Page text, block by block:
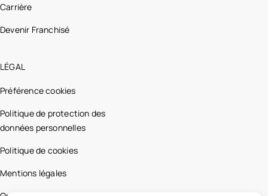
Carrière
Devenir Franchisé
LÉGAL
Préférence cookies
Politique de protection des
données personnelles
Politique de cookies
Mentions légales